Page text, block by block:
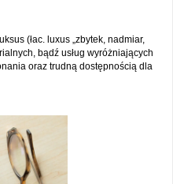
(łac. luxus „zbytek, nadmiar,
bądź usług wyróżniających
oraz trudną dostępnością dla